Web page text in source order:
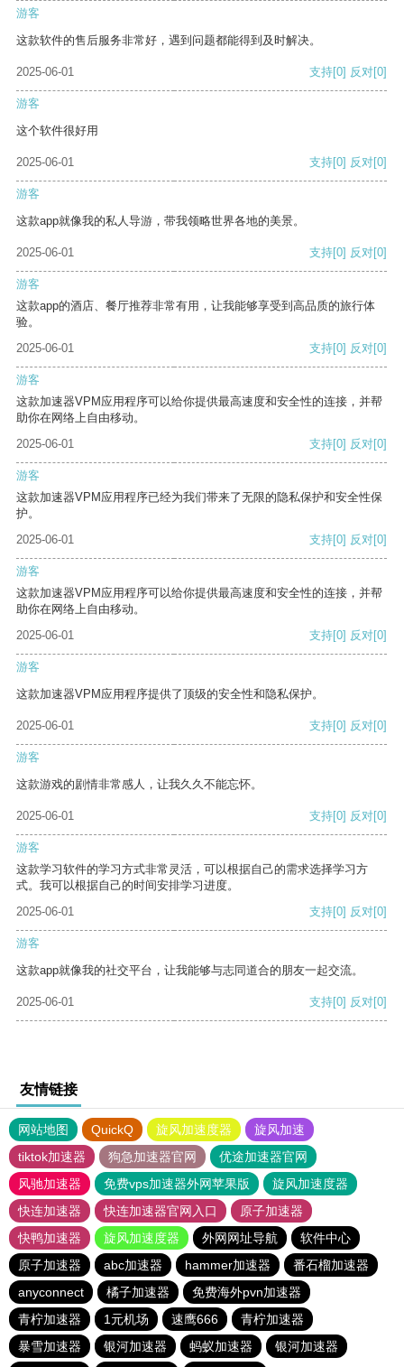
游客
这款软件的售后服务非常好，遇到问题都能得到及时解决。
2025-06-01 支持[0] 反对[0]
游客
这个软件很好用
2025-06-01 支持[0] 反对[0]
游客
这款app就像我的私人导游，带我领略世界各地的美景。
2025-06-01 支持[0] 反对[0]
游客
这款app的酒店、餐厅推荐非常有用，让我能够享受到高品质的旅行体
验。
2025-06-01
支持[0] 反对[0]
游客
这款加速器VPM应用程序可以给你提供最高速度和安全性的连接，并帮
助你在网络上自由移动。
2025-06-01
支持[0] 反对[0]
游客
这款加速器VPM应用程序已经为我们带来了无限的隐私保护和安全性保
护。
2025-06-01
支持[0] 反对[0]
游客
这款加速器VPM应用程序可以给你提供最高速度和安全性的连接，并帮
助你在网络上自由移动。
2025-06-01
支持[0] 反对[0]
游客
这款加速器VPM应用程序提供了顶级的安全性和隐私保护。
2025-06-01 支持[0] 反对[0]
游客
这款游戏的剧情非常感人，让我久久不能忘怀。
2025-06-01 支持[0] 反对[0]
游客
这款学习软件的学习方式非常灵活，可以根据自己的需求选择学习方
式。我可以根据自己的时间安排学习进度。
2025-06-01
支持[0] 反对[0]
游客
这款app就像我的社交平台，让我能够与志同道合的朋友一起交流。
2025-06-01 支持[0] 反对[0]
友情链接
网站地图 QuickQ 旋风加速度器
旋风加速
tiktok加速器
狗急加速器官网
优途加速器官网
风驰加速器
免费vps加速器外网苹果版
旋风加速度器
快连加速器
快连加速器官网入口
原子加速器
快鸭加速器
旋风加速度器 外网网址导航
软件中心
原子加速器
abc加速器 hammer加速器
番石榴加速器
anyconnect
橘子加速器
免费海外pvn加速器
青柠加速器
1元机场 速鹰666
青柠加速器
暴雪加速器
银河加速器 蚂蚁加速器
银河加速器